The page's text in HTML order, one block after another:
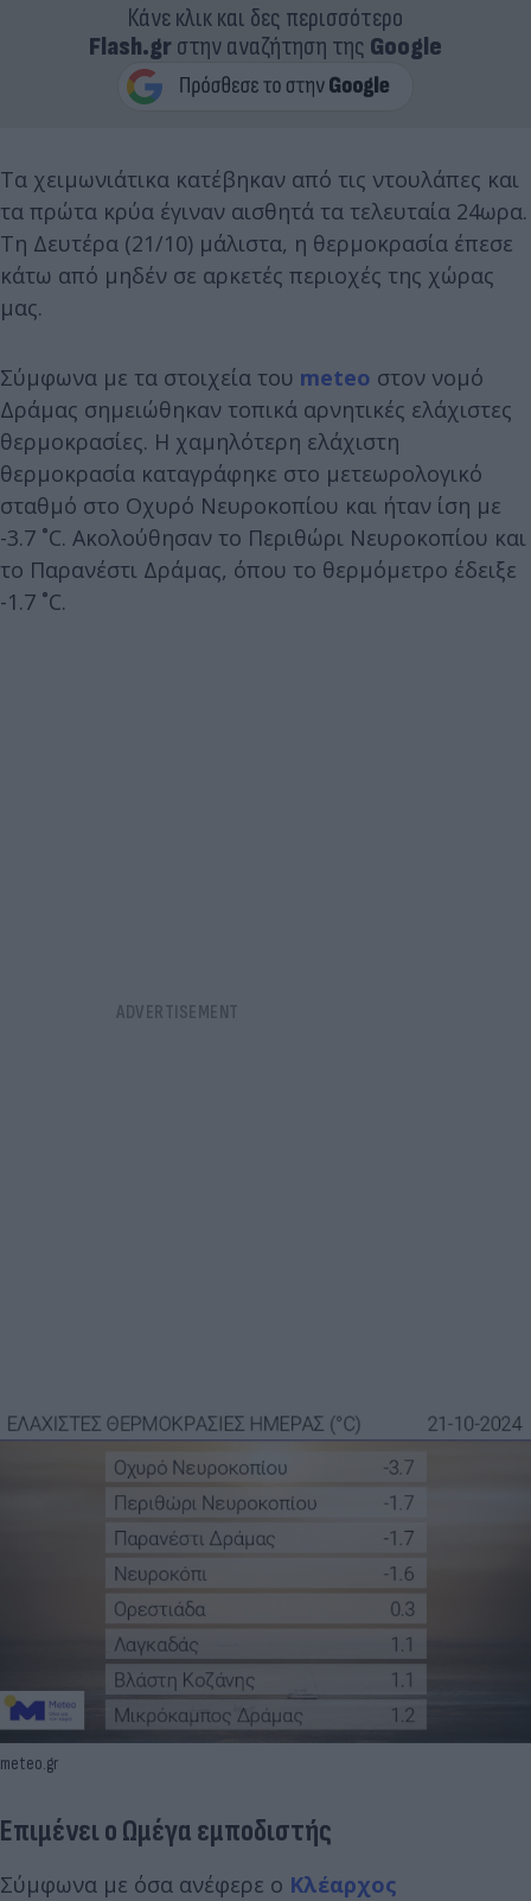
Κάνε κλικ και δες περισσότερο
Flash.grστην αναζήτηση της Google
Τα χειμωνιάτικα κατέβηκαν από τις ντουλάπες και
τα πρώτα κρύα έγιναν αισθητά τα τελευταία 24ωρα.
Τη Δευτέρα (21/10) μάλιστα, η θερμοκρασία έπεσε
κάτω από μηδέν σε αρκετές περιοχές της χώρας
μας.
Σύμφωνα με τα στοιχεία του meteo στον νομό
Δράμας σημειώθηκαν τοπικά αρνητικές ελάχιστες
θερμοκρασίες. Η χαμηλότερη ελάχιστη
θερμοκρασία καταγράφηκε στο μετεωρολογικό
σταθμό στο Οχυρό Νευροκοπίου και ήταν ίση με
-3.7 ˚C. Ακολούθησαν το Περιθώρι Νευροκοπίου και
το Παρανέστι Δράμας, όπου το θερμόμετρο έδειξε
-1.7 ˚C.
meteo.gr
Επιμένει ο Ωμέγα εμποδιστής
Σύμφωνα με όσα ανέφερε ο Κλέαρχος